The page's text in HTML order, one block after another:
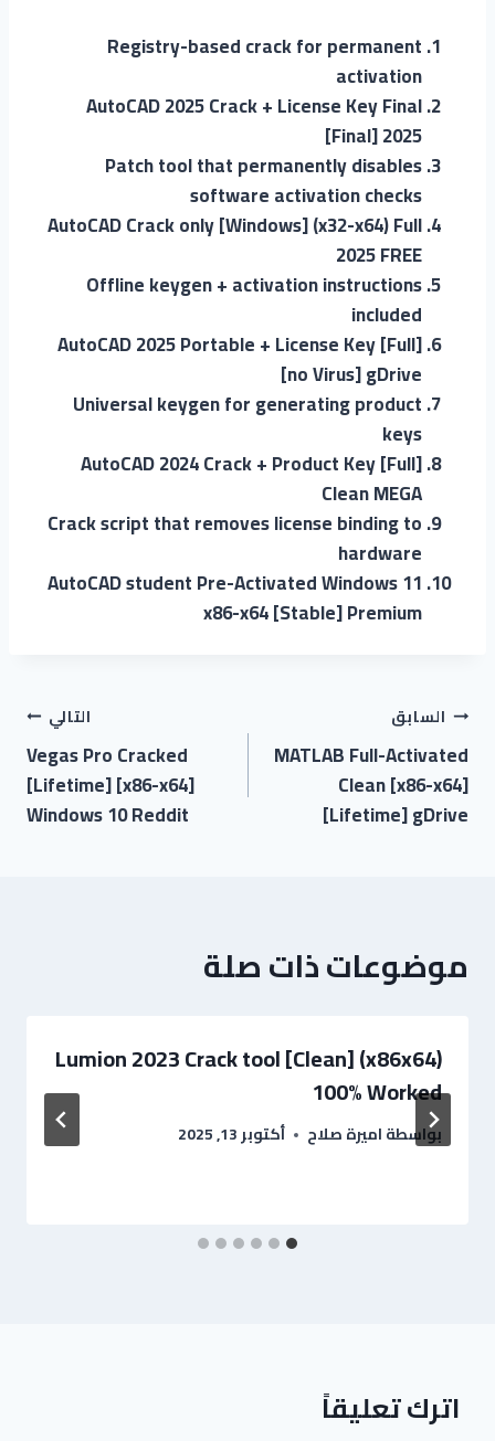
Registry-based crack for permanent
activation
AutoCAD 2025 Crack + License Key Final
[Final] 2025
Patch tool that permanently disables
software activation checks
AutoCAD Crack only [Windows] (x32-x64) Full
2025 FREE
Offline keygen + activation instructions
included
AutoCAD 2025 Portable + License Key [Full]
[no Virus] gDrive
Universal keygen for generating product
keys
AutoCAD 2024 Crack + Product Key [Full]
Clean MEGA
Crack script that removes license binding to
hardware
AutoCAD student Pre-Activated Windows 11
x86-x64 [Stable] Premium
تصفّح
المقالات
السابق
MATLAB Full-Activated
Clean [x86-x64]
[Lifetime] gDrive
التالي
Vegas Pro Cracked
[Lifetime] [x86-x64]
Windows 10 Reddit
موضوعات ذات صلة
Lumion 2023 Crack tool [Clean] (x86x64)
100% Worked
بواسطةاميرة صلاح أكتوبر 13, 2025
اترك تعليقاً